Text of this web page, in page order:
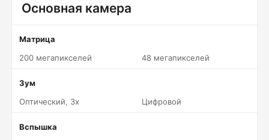
Основная камера
Матрица
200 мегапикселей
48 мегапикселей
Зум
Оптический, 3x
Цифровой
Вспышка